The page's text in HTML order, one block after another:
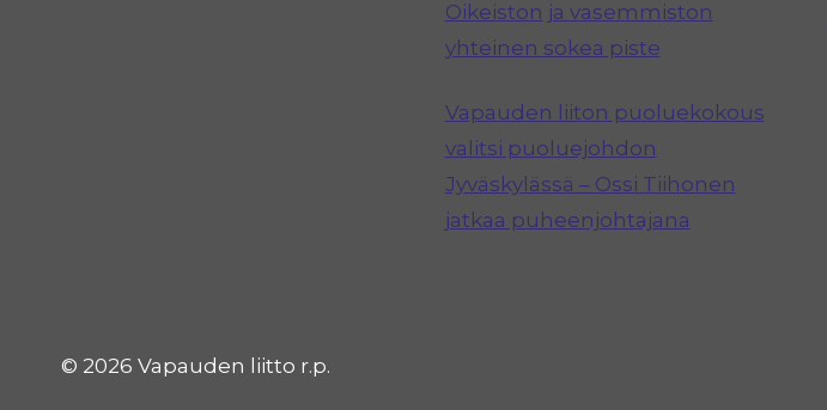
Oikeiston ja vasemmiston
yhteinen sokea piste
Vapauden liiton puoluekokous
valitsi puoluejohdon
Jyväskylässä – Ossi Tiihonen
jatkaa puheenjohtajana
© 2026 Vapauden liitto r.p.